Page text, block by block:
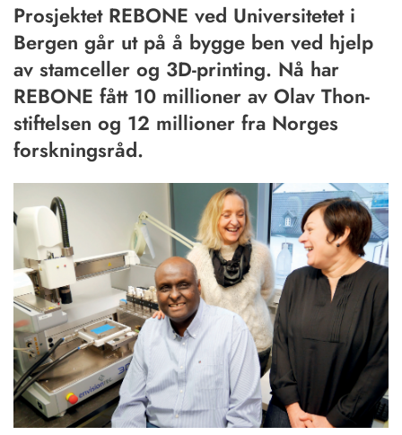
Prosjektet REBONE ved Universitetet i
Bergen går ut på å bygge ben ved hjelp
av stamceller og 3D-printing. Nå har
REBONE fått 10 millioner av Olav Thon-
stiftelsen og 12 millioner fra Norges
forskningsråd.